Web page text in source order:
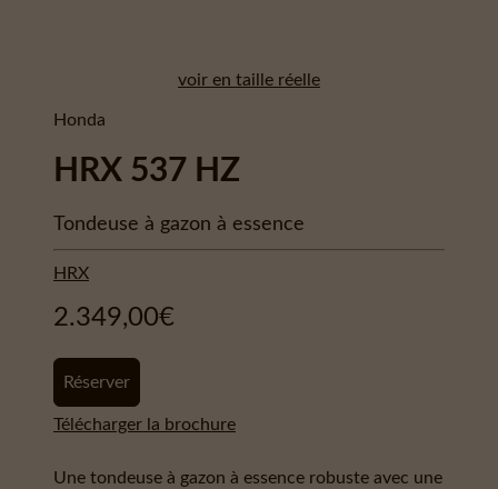
voir en taille réelle
Honda
HRX 537 HZ
Tondeuse à gazon à essence
HRX
2.349,00€
Réserver
Télécharger la brochure
Une tondeuse à gazon à essence robuste avec une